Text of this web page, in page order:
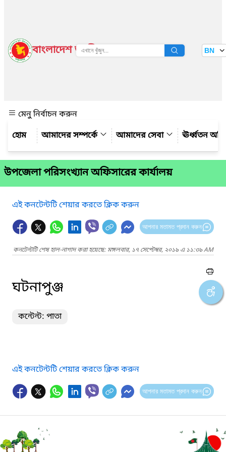
বাংলাদেশ জাতীয় তথ্য বাতায়ন BN
মেনু নির্বাচন করুন
আমাদের সম্পর্কে
আমাদের সেবা ঊর্ধ্বতন
উপজেলা পরিসংখ্যান অফিসারের কার্যালয়
এই কনটেন্টটি শেয়ার করতে ক্লিক করুন
আপনার মতামত প্রদান করুন
কনটেন্টটি শেষ হাল-নাগাদ করা হয়েছে: মঙ্গলবার, ১৭ সেপ্টেম্বর, ২০১৯ এ ১১:৩৯ AM
ঘটনাপুঞ্জ
কন্টেন্ট: পাতা
এই কনটেন্টটি শেয়ার করতে ক্লিক করুন
আপনার মতামত প্রদান করুন